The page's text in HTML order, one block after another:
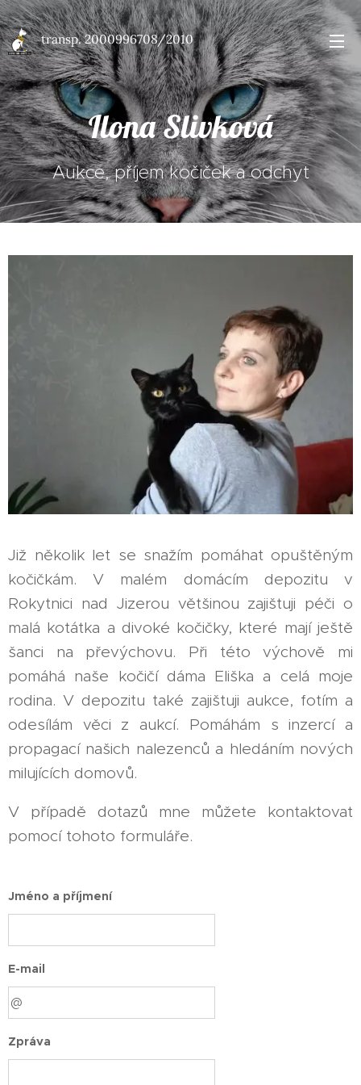
transp. 2000996708/2010
účet 2000996708/2010
Ilona Slivková
Aukce, příjem kočiček a odchyt
Již několik let se snažím pomáhat opuštěným
kočičkám. V malém domácím depozitu v
Rokytnici nad Jizerou většinou zajištuji péči o
malá kotátka a divoké kočičky, které mají ještě
šanci na převýchovu. Při této výchově mi
pomáhá naše kočičí dáma Eliška a celá moje
rodina. V depozitu také zajištuji aukce, fotím a
odesílám věci z aukcí. Pomáhám s inzercí a
propagací našich nalezenců a hledáním nových
milujících domovů.
V případě dotazů mne můžete kontaktovat
pomocí tohoto formuláře.
Jméno a příjmení
E-mail
Zpráva